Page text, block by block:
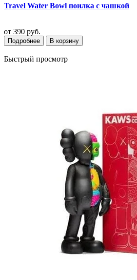
Travel Water Bowl поилка с чашкой
от 390 руб.
Подробнее В корзину
Быстрый просмотр